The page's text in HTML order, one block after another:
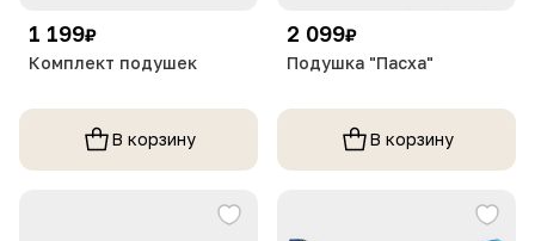
1 199₽
Комплект подушек
В корзину
2 099₽
Подушка "Пасха"
В корзину